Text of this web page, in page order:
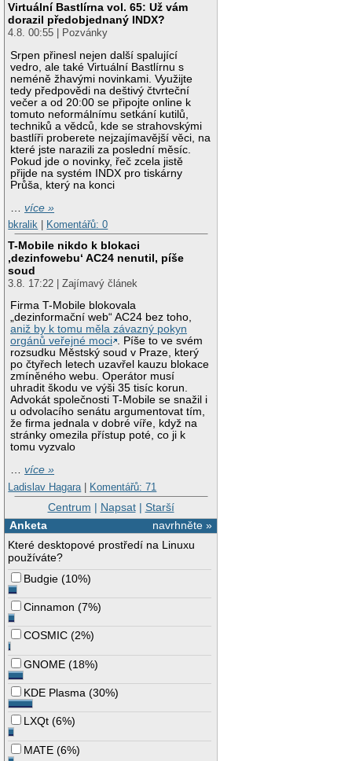
Virtuální Bastlírna vol. 65: Už vám
dorazil předobjednaný INDX?
4.8. 00:55 | Pozvánky
Srpen přinesl nejen další spalující
vedro, ale také Virtuální Bastlírnu s
neméně žhavými novinkami. Využijte
tedy předpovědi na deštivý čtvrteční
večer a od 20:00 se připojte online k
tomuto neformálnímu setkání kutilů,
techniků a vědců, kde se strahovskými
bastlíři proberete nejzajímavější věci, na
které jste narazili za poslední měsíc.
Pokud jde o novinky, řeč zcela jistě
přijde na systém INDX pro tiskárny
Průša, který na konci
…více »
bkralik
Komentářů: 0
T-Mobile nikdo k blokaci
‚dezinfowebu‘ AC24 nenutil, píše
soud
3.8. 17:22 | Zajímavý článek
Firma T-Mobile blokovala
„dezinformační web“ AC24 bez toho,
aniž by k tomu měla závazný pokyn
orgánů veřejné moci . Píše to ve svém
rozsudku Městský soud v Praze, který
po čtyřech letech uzavřel kauzu blokace
zmíněného webu. Operátor musí
uhradit škodu ve výši 35 tisíc korun.
Advokát společnosti T-Mobile se snažil i
u odvolacího senátu argumentovat tím,
že firma jednala v dobré víře, když na
stránky omezila přístup poté, co ji k
tomu vyzvalo
…více »
Ladislav Hagara | Komentářů: 71
Centrum | Napsat| Starší
navrhněte »
Anketa
Které desktopové prostředí na Linuxu
používáte?
Budgie (10%)
Cinnamon (7%)
COSMIC (2%)
GNOME (18%)
KDE Plasma (30%)
LXQt (6%)
MATE (6%)